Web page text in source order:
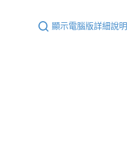
顯示電腦版詳細說明